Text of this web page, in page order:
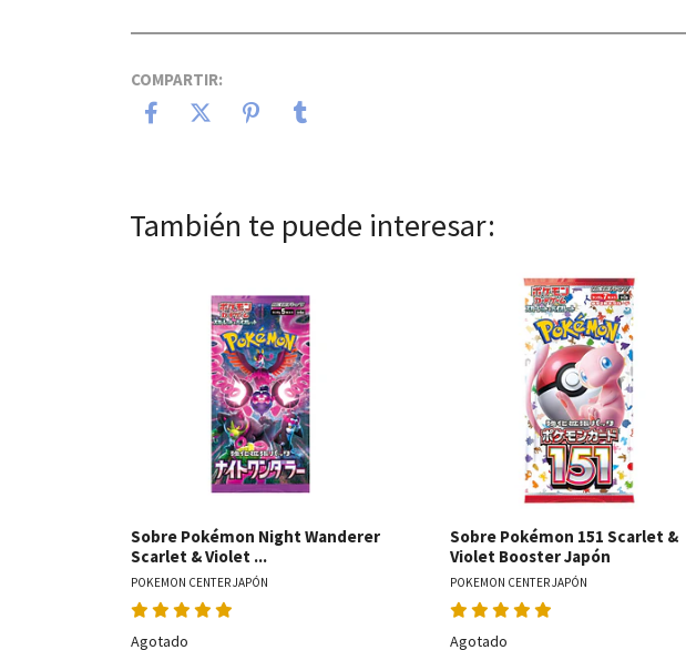
COMPARTIR:
También te puede interesar:
Ver detalles
Sobre Pokémon Night Wanderer
Scarlet & Violet ...
POKEMON CENTER JAPÓN
Agotado
Ver detalles
Sobre Pokémon 151 Scarlet &
Violet Booster Japón
POKEMON CENTER JAPÓN
Agotado